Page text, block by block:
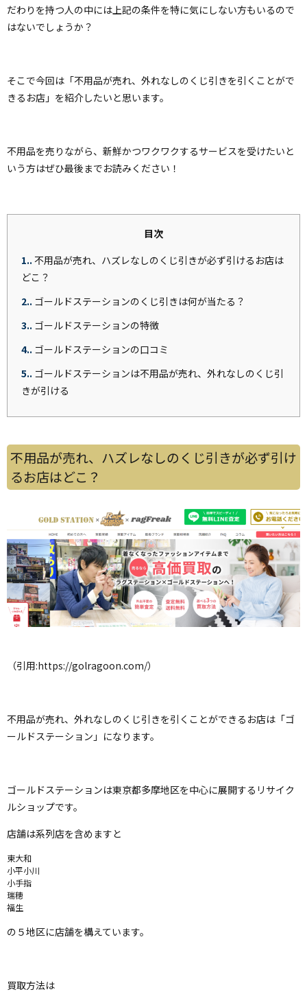
だわりを持つ人の中には上記の条件を特に気にしない方もいるので
はないでしょうか？
そこで今回は「不用品が売れ、外れなしのくじ引きを引くことがで
きるお店」を紹介したいと思います。
不用品を売りながら、新鮮かつワクワクするサービスを受けたいと
いう方はぜひ最後までお読みください！
目次
1. 不用品が売れ、ハズレなしのくじ引きが必ず引けるお店は
どこ？
2. ゴールドステーションのくじ引きは何が当たる？
3. ゴールドステーションの特徴
4. ゴールドステーションの口コミ
5. ゴールドステーションは不用品が売れ、外れなしのくじ引
きが引ける
不用品が売れ、ハズレなしのくじ引きが必ず引け
るお店はどこ？
（引用:https://golragoon.com/）
不用品が売れ、外れなしのくじ引きを引くことができるお店は「ゴ
ールドステーション」になります。
ゴールドステーションは東京都多摩地区を中心に展開するリサイク
ルショップです。
店舗は系列店を含めますと
東大和
小平小川
小手指
瑞穂
福生
の５地区に店舗を構えています。
買取方法は